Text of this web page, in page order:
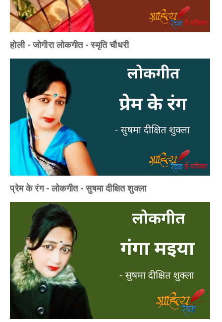
होली - जोगीरा लोकगीत - स्मृति चौधरी
प्रेम के रंग - लोकगीत - सुषमा दीक्षित शुक्ला